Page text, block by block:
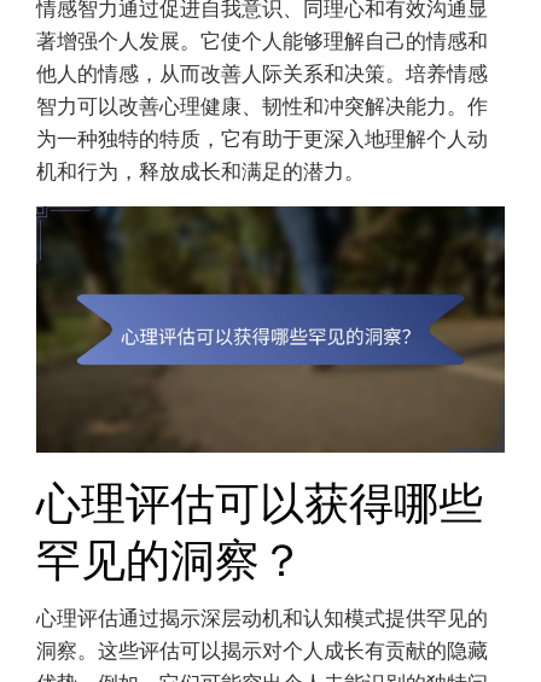
情感智力通过促进自我意识、同理心和有效沟通显
著增强个人发展。它使个人能够理解自己的情感和
他人的情感，从而改善人际关系和决策。培养情感
智力可以改善心理健康、韧性和冲突解决能力。作
为一种独特的特质，它有助于更深入地理解个人动
机和行为，释放成长和满足的潜力。
心理评估可以获得哪些
罕见的洞察？
心理评估通过揭示深层动机和认知模式提供罕见的
洞察。这些评估可以揭示对个人成长有贡献的隐藏